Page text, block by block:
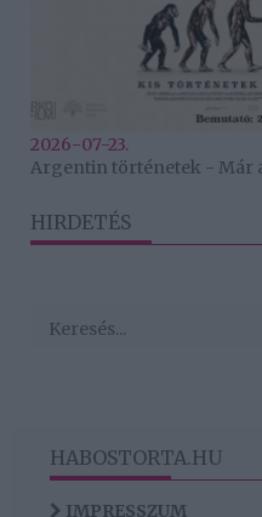
2026-07-23.
Argentin történetek - Már
HIRDETÉS
HABOSTORTA.HU
IMPRESSZUM